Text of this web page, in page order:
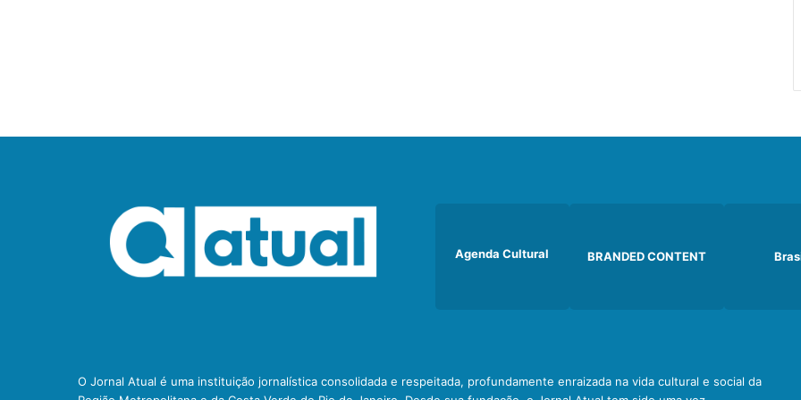
Agenda Cultural BRANDED CONTENT
O Jornal Atual é uma instituição jornalística consolidada e respeitada, profundamente enraizada na vida cultural e social da